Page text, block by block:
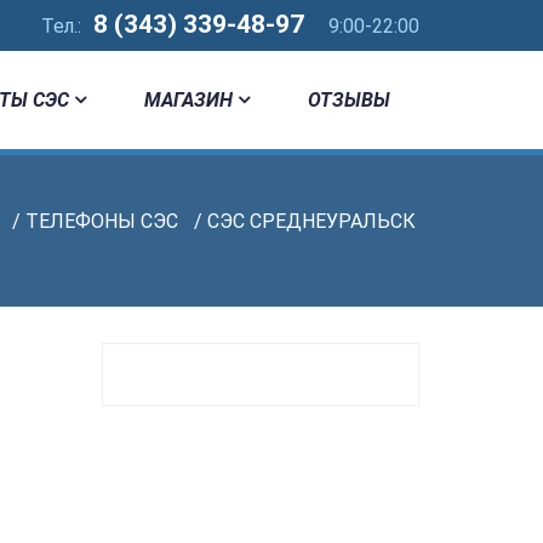
Тел.: 8 (343) 339-48-97 9:00-22:00
СЭС МАГАЗИН ОТЗЫВЫ
/ ТЕЛЕФОНЫ СЭС / СЭС СРЕДНЕУРАЛЬСК